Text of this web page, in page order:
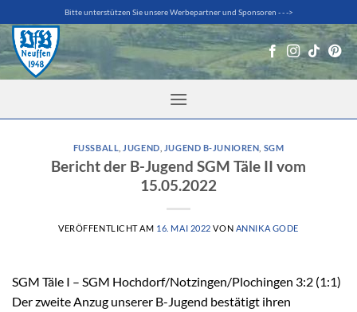
Inhalt
springen
Bitte unterstützen Sie unsere Werbepartner und Sponsoren - - ->
FUSSBALL JUGEND JUGEND B-JUNIOREN SGM
Bericht der B-Jugend SGM Täle II vom
15.05.2022
VERÖFFENTLICHT AM 16. MAI 2022 VON ANNIKA GODE
SGM Täle I – SGM Hochdorf/Notzingen/Plochingen 3:2 (1:1)
Der zweite Anzug unserer B-Jugend bestätigt ihren